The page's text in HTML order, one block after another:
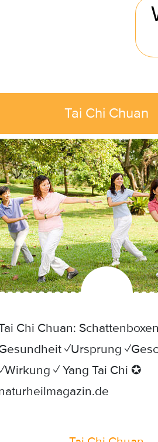
Tai Chi Chuan
Chi Chuan:
✓Ursprung
✓ Yang Tai Chi ✪